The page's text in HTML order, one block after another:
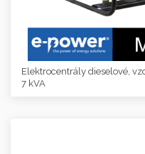
Elektrocentrály dieselové,
7 kVA